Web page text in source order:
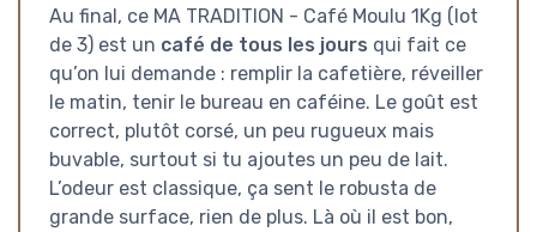
Au final, ce MA TRADITION - Café Moulu 1Kg (lot
de 3) est un café de tous les jours qui fait ce
qu’on lui demande : remplir la cafetière, réveiller
le matin, tenir le bureau en caféine. Le goût est
correct, plutôt corsé, un peu rugueux mais
buvable, surtout si tu ajoutes un peu de lait.
L’odeur est classique, ça sent le robusta de
grande surface, rien de plus. Là où il est bon,